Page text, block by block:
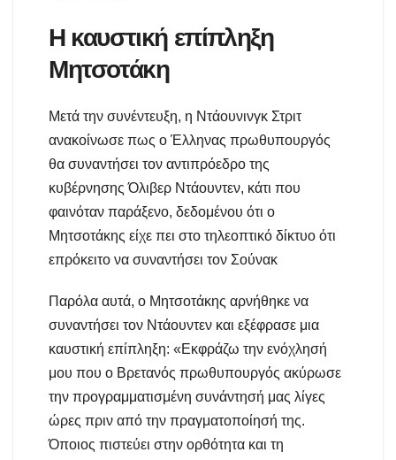
Η καυστική επίπληξη
Μητσοτάκη
Μετά την συνέντευξη, η Ντάουνινγκ Στριτ
ανακοίνωσε πως ο Έλληνας πρωθυπουργός
θα συναντήσει τον αντιπρόεδρο της
κυβέρνησης Όλιβερ Ντάουντεν, κάτι που
φαινόταν παράξενο, δεδομένου ότι ο
Μητσοτάκης είχε πει στο τηλεοπτικό δίκτυο ότι
επρόκειτο να συναντήσει τον Σούνακ
Παρόλα αυτά, ο Μητσοτάκης αρνήθηκε να
συναντήσει τον Ντάουντεν και εξέφρασε μια
καυστική επίπληξη: «Εκφράζω την ενόχλησή
μου που ο Βρετανός πρωθυπουργός ακύρωσε
την προγραμματισμένη συνάντησή μας λίγες
ώρες πριν από την πραγματοποίησή της.
Όποιος πιστεύει στην ορθότητα και τη